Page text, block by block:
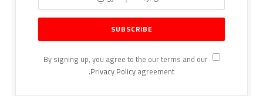
By signing up, you agree to the our terms and our
Privacy Policyagreement.